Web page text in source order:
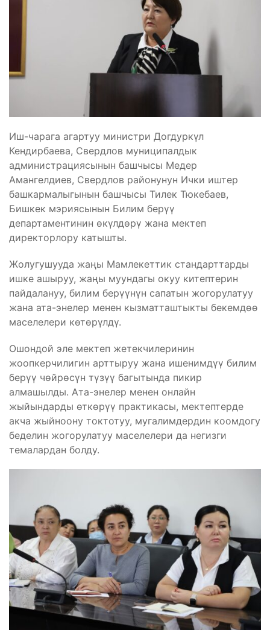
Иш-чарага агартуу министри Догдуркүл
Кендирбаева, Свердлов муниципалдык
администрациясынын башчысы Медер
Амангелдиев, Свердлов районунун Ички иштер
башкармалыгынын башчысы Тилек Тюкебаев,
Бишкек мэриясынын Билим берүү
департаментинин өкүлдөрү жана мектеп
директорлору катышты.
Жолугушууда жаңы Мамлекеттик стандарттарды
ишке ашыруу, жаңы муундагы окуу китептерин
пайдалануу, билим берүүнүн сапатын жогорулатуу
жана ата-энелер менен кызматташтыкты бекемдөө
маселелери көтөрүлдү.
Ошондой эле мектеп жетекчилеринин
жоопкерчилигин арттыруу жана ишенимдүү билим
берүү чөйрөсүн түзүү багытында пикир
алмашылды. Ата-энелер менен онлайн
жыйындарды өткөрүү практикасы, мектептерде
акча жыйноону токтотуу, мугалимдердин коомдогу
беделин жогорулатуу маселелери да негизги
темалардан болду.